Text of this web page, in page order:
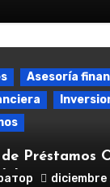
Asesoría
Préstamos
diciembre